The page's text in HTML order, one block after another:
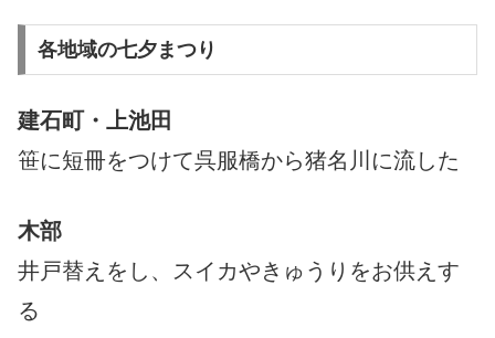
各地域の七夕まつり
建石町・上池田
笹に短冊をつけて呉服橋から猪名川に流した
木部
井戸替えをし、スイカやきゅうりをお供えす
る